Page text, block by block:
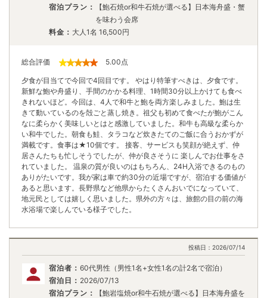
宿泊プラン：
【鮑石焼or和牛石焼が選べる】日本海舟盛・蟹
を味わう会席
料金： 大人1名 16,500円
総合評価 5.00点
夕食が目当てで今回で4回目です。 やはり特筆すべきは、夕食です。
新鮮な鮑や舟盛り、手間のかかる料理、1時間30分以上かけても食べ
きれないほど。今回は、4人で和牛と鮑を両方楽しみました。鮑は生
きて動いているのを殻ごと蒸し焼き。祖父も初めて食べたが鮑がこん
なに柔らかく美味しいとはと感激していました。和牛も高級な柔らか
い和牛でした。朝食も鮭、タラコなど炊きたてのご飯に合うおかずが
満載です。食事は★10個です。 接客、サービスも笑顔が絶えず、仲
居さんたちも忙しそうでしたが、仲が良さそうに 楽しんでお仕事をさ
れていました。 温泉の質が良いのはもちろん、24H入浴できるのもの
ありがたいです。我が家は車で約30分の近場ですが、宿泊する価値が
あると思います。長野県など他県からたくさんおいでになっていて、
地元民としては嬉しく思いました。県外の方々は、旅館の目の前の海
水浴場で楽しんでいる様子でした。
投稿日： 2026/07/14
宿泊者： 60代男性（男性1名+女性1名の計2名で宿泊）
宿泊日： 2026/07/13
宿泊プラン：
【鮑岩塩焼or和牛石焼が選べる】日本海舟盛を